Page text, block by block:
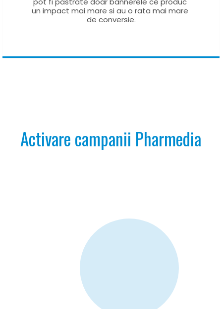
un impact mai mare si au o rata mai mare
de conversie.
Activare campanii Pharmedia